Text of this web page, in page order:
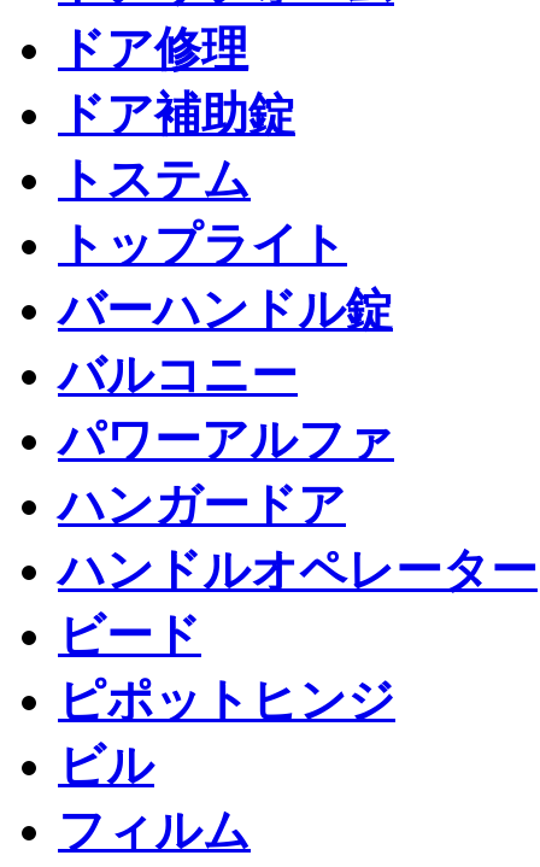
ドア修理
ドア補助錠
トステム
トップライト
バーハンドル錠
バルコニー
パワーアルファ
ハンガードア
ハンドルオペレーター
ビード
ピポットヒンジ
ビル
フィルム